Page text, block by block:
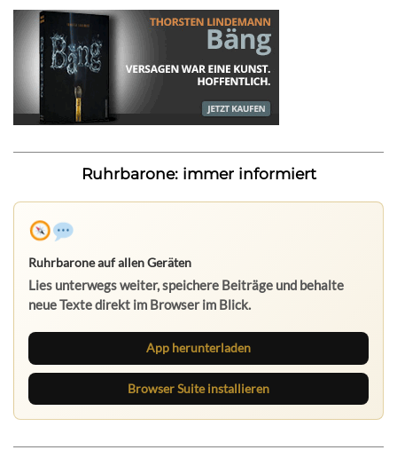
Ruhrbarone: immer informiert
Ruhrbarone auf allen Geräten
Lies unterwegs weiter, speichere Beiträge und behalte
neue Texte direkt im Browser im Blick.
App herunterladen
Browser Suite installieren